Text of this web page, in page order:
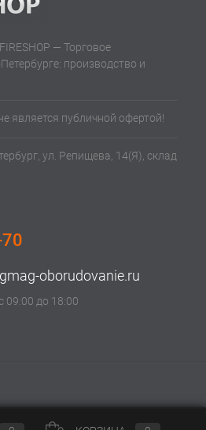
— Торговое
производство и
является публичной офертой!
ул. Репищева, 14(Я), склад
oborudovanie.ru
09:00 до 18:00